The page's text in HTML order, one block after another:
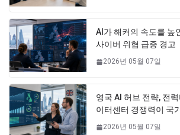
AI가 해커의 속도를 높
사이버 위협 급증 경고
2026년 05월 07일
영국 AI 허브 전략, 전
이터센터 경쟁력이 국
2026년 05월 07일